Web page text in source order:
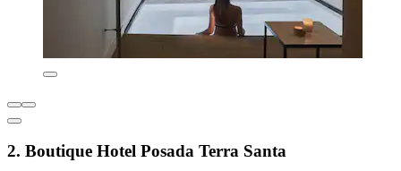
2. Boutique Hotel Posada Terra Santa